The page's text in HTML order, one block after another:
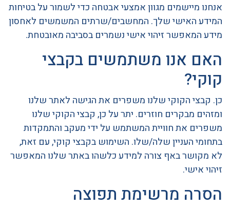
אנחנו מיישמים מגוון אמצעי אבטחה כדי לשמור על בטיחות
המידע האישי שלך. המחשבים/שרתים המשמשים לאחסון
מידע המאפשר זיהוי אישי נשמרים בסביבה מאובטחת.
האם אנו משתמשים בקבצי
קוקי?
כן. קבצי הקוקי שלנו משפרים את הגישה לאתר שלנו
ומזהים מבקרים חוזרים. יתר על כן, קבצי הקוקי שלנו
משפרים את חוויית המשתמש על ידי מעקב והתמקדות
בתחומי העניין שלה/שלו. השימוש בקבצי קוקי, עם זאת,
לא מקושר באף צורה למידע כלשהו באתר שלנו המאפשר
זיהוי אישי.
הסרה מרשימת תפוצה